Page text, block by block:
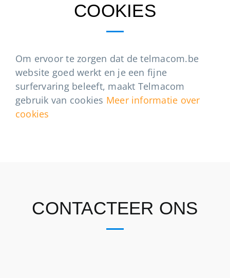
COOKIES
Om ervoor te zorgen dat de telmacom.be
website goed werkt en je een fijne
surfervaring beleeft, maakt Telmacom
gebruik van cookies Meer informatie over
cookies
CONTACTEER ONS